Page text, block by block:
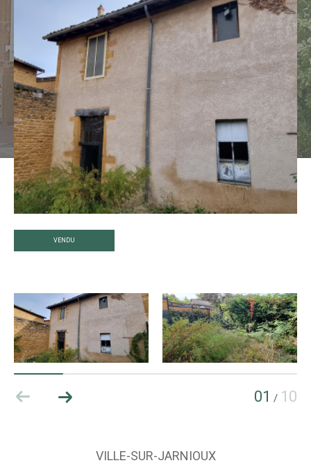
VENDU
01 / 10
VILLE-SUR-JARNIOUX